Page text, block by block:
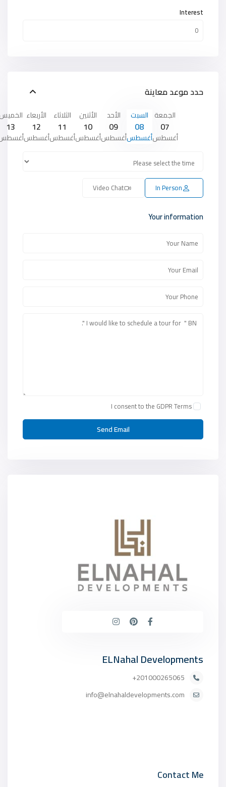
Interest
حدد موعد معاينة
الجمعة
07
أغسطس
السبت
08
أغسطس
الأحد
09
أغسطس
الأثنين
10
أغسطس
الثلاثاء
11
أغسطس
الأربعاء
12
أغسطس
13
In Person
Video Chat
Your information
I consent to the GDPR Terms
ELNahal Developments
201000265065+
info@elnahaldevelopments.com
Contact Me